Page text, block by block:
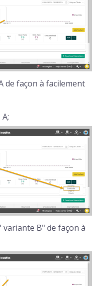
de façon à facilement
B" de façon à